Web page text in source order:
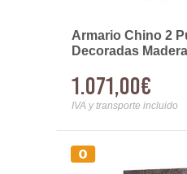
Armario Chino 2
Decoradas
1.071,00€
IVA y transporte incluido